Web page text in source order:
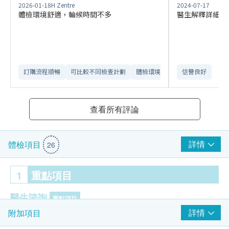
2026-01-18H Zentre
體檢環境舒適，輪候時間不多
訂購流程順暢 可比較不同檢查計劃 體檢環境舒適​
2024-07-17
醫生解釋詳細
信譽良好
查看所有評論
體檢項目 26 詳情
1 重點項目
醫生諮詢 重點項目
醫生會診
附加項目 詳情